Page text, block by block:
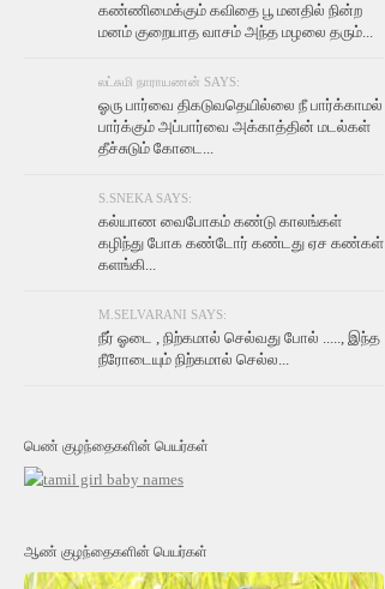
கண்ணிமைக்கும் கவிதை பூ மனதில் நின்ற
மனம் குறையாத வாசம் அந்த மழலை தரும்...
லட்சுமி நாராயணன் SAYS:
ஓரு பார்வை திகடுவதெயில்லை நீ பார்க்காமல்
பார்க்கும் அப்பார்வை அக்காத்தின் மடல்கள்
தீச்சுடும் கோடை...
S.SNEKA SAYS:
கல்யாண வைபோகம் கண்டு காலங்கள்
கழிந்து போக கண்டோர் கண்டது ஏச கண்கள்
களங்கி...
M.SELVARANI SAYS:
நீர் ஓடை , நிற்கமால் செல்வது போல் ....., இந்த
நீரோடையும் நிற்கமால் செல்ல...
பெண் குழந்தைகளின் பெயர்கள்
ஆண் குழந்தைகளின் பெயர்கள்